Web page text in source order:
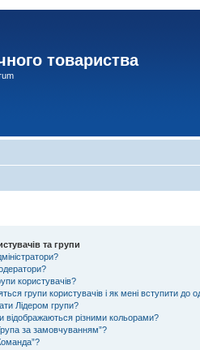
товариства
та групи
користувачів?
групи користувачів і як мені вступити до
Лідером групи?
відображаються різними кольорами?
за замовчуванням”?